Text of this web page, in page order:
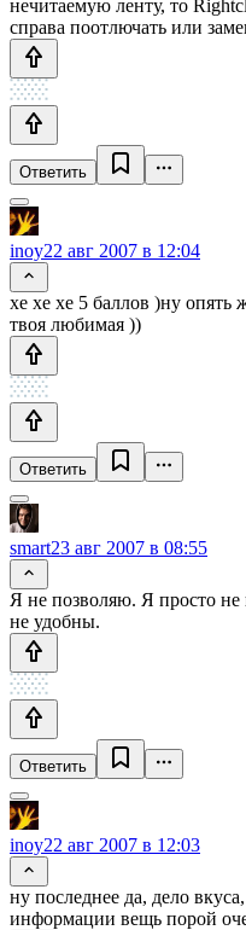
нечитаемую ленту, то
справа поотлючать или
Ответить
inoy22 авг 2007 в 12:04
хе хе хе 5 баллов )ну опять
твоя любимая ))
Ответить
smart23 авг 2007 в 08:55
Я не позволяю. Я просто не
не удобны.
Ответить
inoy22 авг 2007 в 12:03
ну последнее да, дело
информации вещь порой